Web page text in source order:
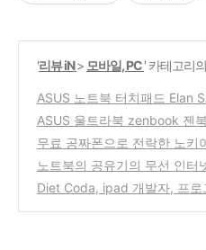
'리뷰 iN> 모바일, PC' 카테고리
ASUS 노트북 터치패드 Elan
으로 마우스없이 컴퓨터 사용
ASUS 울트라북 zenbook 젠
8V 인터넷에서 구입 사용기와
천 노트북)
(2)
무료 공짜폰으로 전락한 노키
lumia) 710 윈도우 망고폰, 잠
감
(0)
노트북의 공유기의 무선 인터
안되다가 하는 경우의 채널설
Diet Coda, ipad 개발자, 프로